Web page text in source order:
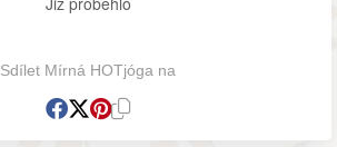
Sdílet Mírná HOTjóga na